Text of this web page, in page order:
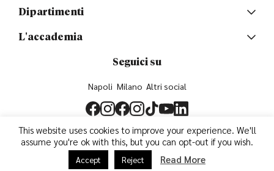
Dipartimenti
L'accademia
Seguici su
Napoli Milano Altri social
This website uses cookies to improve your experience. We'll
assume you're ok with this, but you can opt-out if you wish.
Accept Reject Read More